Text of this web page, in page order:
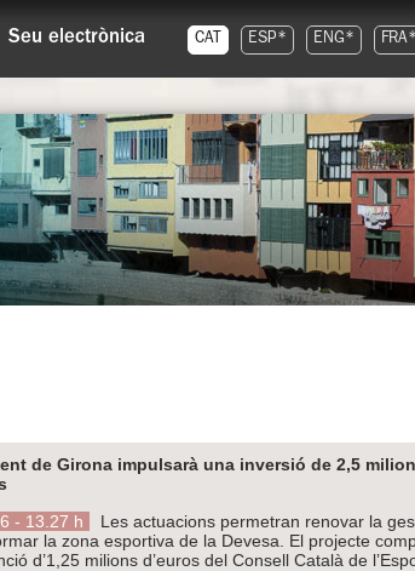
Seu electrònica CAT ESP* ENG* FRA*
de Girona impulsarà una inversió de 2,5
- 13.27 h
Les actuacions permetran renovar la
la zona esportiva de la Devesa. El projecte
d’1,25 milions d’euros del Consell Català de